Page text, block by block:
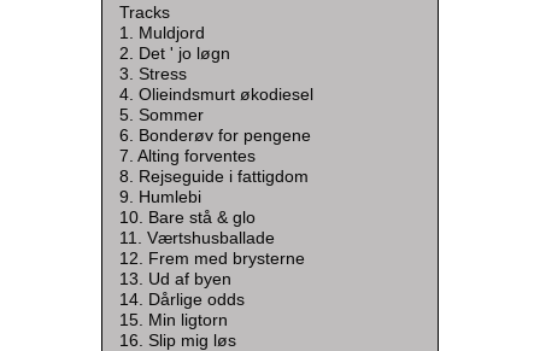
Tracks
1. Muldjord
2. Det ' jo løgn
3. Stress
4. Olieindsmurt økodiesel
5. Sommer
6. Bonderøv for pengene
7. Alting forventes
8. Rejseguide i fattigdom
9. Humlebi
10. Bare stå & glo
11. Værtshusballade
12. Frem med brysterne
13. Ud af byen
14. Dårlige odds
15. Min ligtorn
16. Slip mig løs